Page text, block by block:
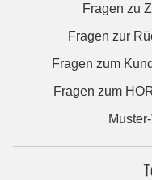
Fragen zu
Fragen zur
Fragen zum
Fragen zum